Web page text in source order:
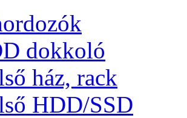
dokkoló
ház, rack
HDD/SSD